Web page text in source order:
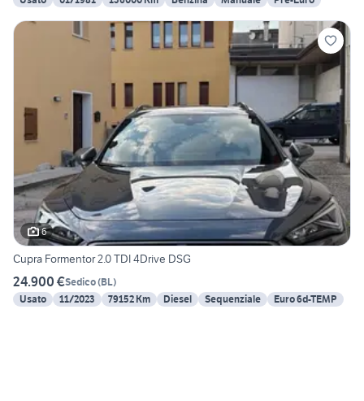
6
Cupra Formentor 2.0 TDI 4Drive DSG
24.900 €Sedico(BL)
Usato
11/2023 79152 Km Diesel Sequenziale Euro 6d-TEMP